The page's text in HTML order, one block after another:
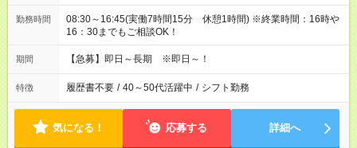
勤務時間
08:30～16:45(実働7時間15分 休憩1時間) ※終業時間：16時や
16：30までもご相談OK！
期間 【急募】即日～長期 ※即日～！
特徴 履歴書不要 / 40～50代活躍中 / シフト勤務
気になる！ 応募する 詳細へ